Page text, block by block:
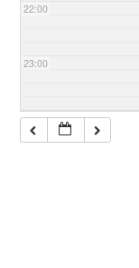
22:00
23:00